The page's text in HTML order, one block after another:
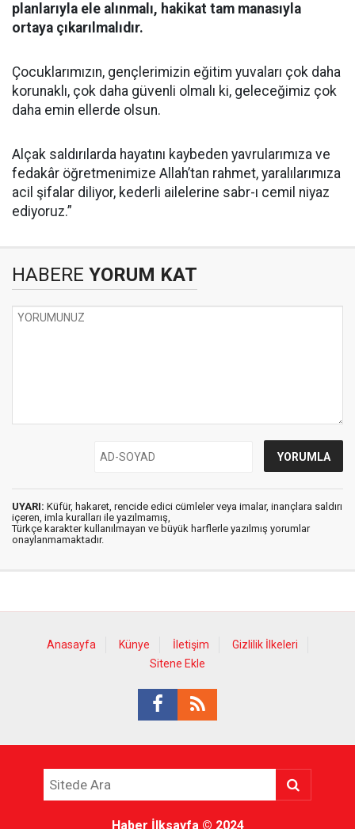
planlarıyla ele alınmalı, hakikat tam manasıyla
ortaya çıkarılmalıdır.
Çocuklarımızın, gençlerimizin eğitim yuvaları çok daha
korunaklı, çok daha güvenli olmalı ki, geleceğimiz çok
daha emin ellerde olsun.
Alçak saldırılarda hayatını kaybeden yavrularımıza ve
fedakâr öğretmenimize Allah’tan rahmet, yaralılarımıza
acil şifalar diliyor, kederli ailelerine sabr-ı cemil niyaz
ediyoruz.”
HABERE YORUM KAT
UYARI: Küfür, hakaret, rencide edici cümleler veya imalar, inançlara saldırı
içeren, imla kuralları ile yazılmamış,
Türkçe karakter kullanılmayan ve büyük harflerle yazılmış yorumlar
onaylanmamaktadır.
Anasayfa Künye İletişim
Gizlilik İlkeleri
Sitene Ekle
Haber İlksayfa © 2024